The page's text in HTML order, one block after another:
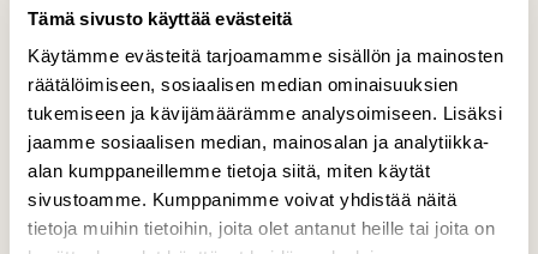
Tämä sivusto käyttää evästeitä
Käytämme evästeitä tarjoamamme sisällön ja mainosten
räätälöimiseen, sosiaalisen median ominaisuuksien
tukemiseen ja kävijämäärämme analysoimiseen. Lisäksi
jaamme sosiaalisen median, mainosalan ja analytiikka-
alan kumppaneillemme tietoja siitä, miten käytät
sivustoamme. Kumppanimme voivat yhdistää näitä
tietoja muihin tietoihin, joita olet antanut heille tai joita on